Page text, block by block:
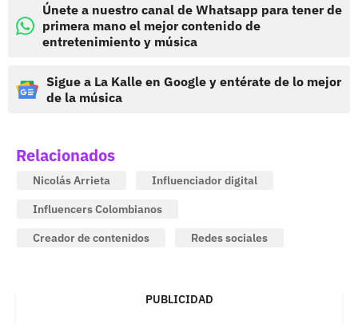
Únete a nuestro canal de Whatsapp para tener de
primera mano el mejor contenido de
entretenimiento y música
Sigue a La Kalle en Google y entérate de lo mejor
de la música
Relacionados
Nicolás Arrieta
Influenciador digital
Influencers Colombianos
Creador de contenidos
Redes sociales
PUBLICIDAD